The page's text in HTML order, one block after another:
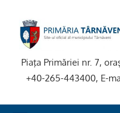
content
Piaţa Primăriei nr. 7,
+40-265-443400, E-